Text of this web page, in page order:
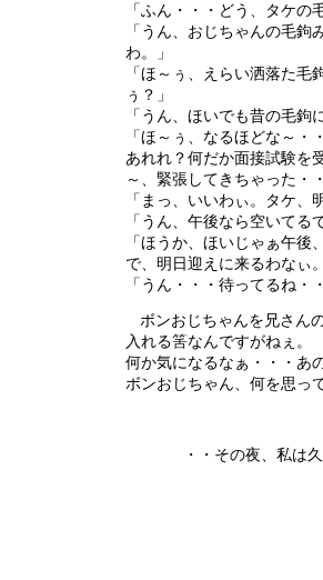
「ふん・・・どう、タケの
「うん、おじちゃんの毛
わ。」
「ほ～ぅ、えらい洒落た
ぅ？」
「うん、ほいでも昔の毛鉤
「ほ～ぅ、なるほどな～・
あれれ？何だか面接試験を
～、緊張してきちゃった・
「まっ、いいわぃ。タケ、
「うん、午後なら空いてる
「ほうか、ほいじゃぁ午
で、明日迎えに来るわなぃ
「うん・・・待ってるね・
ボンおじちゃんを兄さん
入れる筈なんですがねぇ。
何か気になるなぁ・・・あ
ボンおじちゃん、何を思っ
・・その夜、私は